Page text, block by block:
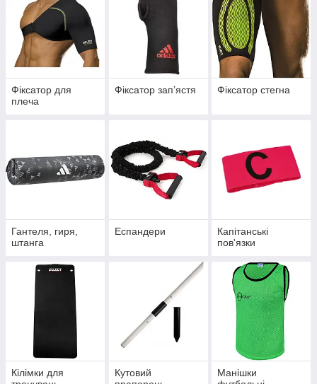
Фіксатор для
плеча
Фіксатор запʼястя Фіксатор стегна
Гантеля, гиря,
штанга
Еспандери
Капітанські
пов'язки
Кілімки для
Кутовий
Манішки